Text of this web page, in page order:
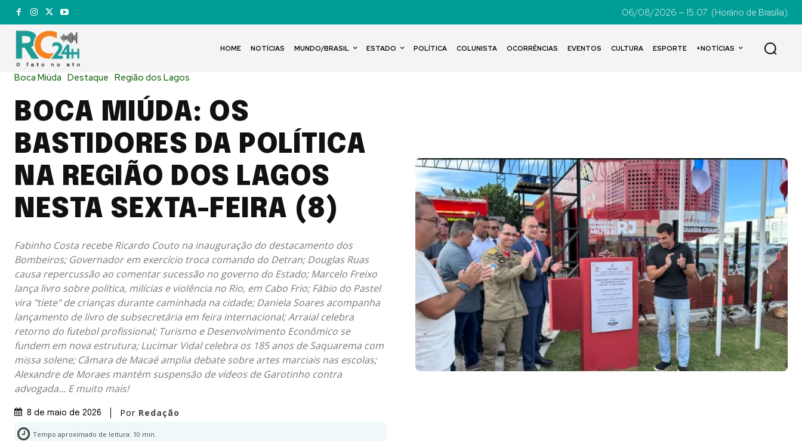
06/08/2026 — 15:07 (Horário de Brasília)
HOME NOTÍCIAS MUNDO/BRASIL ESTADO POLÍTICA COLUNISTA OCORRÊNCIAS EVENTOS CULTURA ESPORTE +NOTÍCIAS
Boca Miúda Destaque Região dos Lagos
BOCA MIÚDA: OS
BASTIDORES DA POLÍTICA
NA REGIÃO DOS LAGOS
NESTA SEXTA-FEIRA (8)
Fabinho Costa recebe Ricardo Couto na inauguração do destacamento dos
Bombeiros; Governador em exercício troca comando do Detran; Douglas Ruas
causa repercussão ao comentar sucessão no governo do Estado; Marcelo Freixo
lança livro sobre política, milícias e violência no Rio, em Cabo Frio; Fábio do Pastel
vira "tiete" de crianças durante caminhada na cidade; Daniela Soares acompanha
lançamento de livro de subsecretária em feira internacional; Arraial celebra
retorno do futebol profissional; Turismo e Desenvolvimento Econômico se
fundem em nova estrutura; Lucimar Vidal celebra os 185 anos de Saquarema com
missa solene; Câmara de Macaé amplia debate sobre artes marciais nas escolas;
Alexandre de Moraes mantém suspensão de vídeos de Garotinho contra
advogada... E muito mais!
8 de maio de 2026 Por Redação
Tempo aproximado de leitura: 10 min.